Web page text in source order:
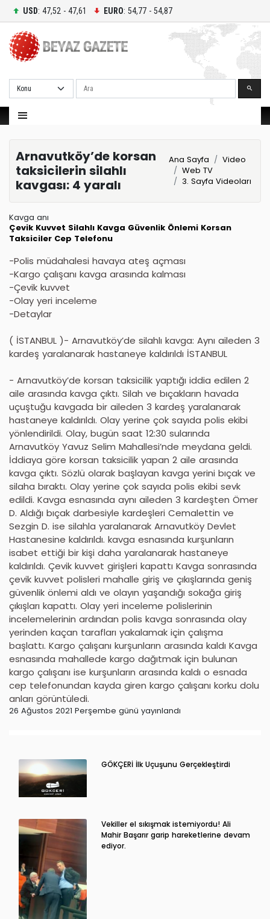
USD: 47,52 - 47,61 EURO: 54,77 - 54,87
Ara
Arnavutköy’de korsan
taksicilerin silahlı
kavgası: 4 yaralı
Ana Sayfa
Video
Web TV
3. Sayfa Videoları
Kavga anı
Çevik Kuvvet Silahlı Kavga Güvenlik Önlemi Korsan
Taksiciler Cep Telefonu
-Polis müdahalesi havaya ateş açması
-Kargo çalışanı kavga arasında kalması
-Çevik kuvvet
-Olay yeri inceleme
-Detaylar
( İSTANBUL )- Arnavutköy’de silahlı kavga: Aynı aileden 3
kardeş yaralanarak hastaneye kaldırıldı İSTANBUL
- Arnavutköy’de korsan taksicilik yaptığı iddia edilen 2
aile arasında kavga çıktı. Silah ve bıçakların havada
uçuştuğu kavgada bir aileden 3 kardeş yaralanarak
hastaneye kaldırıldı. Olay yerine çok sayıda polis ekibi
yönlendirildi. Olay, bugün saat 12:30 sularında
Arnavutköy Yavuz Selim Mahallesi’nde meydana geldi.
İddiaya göre korsan taksicilik yapan 2 aile arasında
kavga çıktı. Sözlü olarak başlayan kavga yerini bıçak ve
silaha bıraktı. Olay yerine çok sayıda polis ekibi sevk
edildi. Kavga esnasında aynı aileden 3 kardeşten Ömer
D. Aldığı bıçak darbesiyle kardeşleri Cemalettin ve
Sezgin D. ise silahla yaralanarak Arnavutköy Devlet
Hastanesine kaldırıldı. kavga esnasında kurşunların
isabet ettiği bir kişi daha yaralanarak hastaneye
kaldırıldı. Çevik kuvvet girişleri kapattı Kavga sonrasında
çevik kuvvet polisleri mahalle giriş ve çıkışlarında geniş
güvenlik önlemi aldı ve olayın yaşandığı sokağa giriş
çıkışları kapattı. Olay yeri inceleme polislerinin
incelemelerinin ardından polis kavga sonrasında olay
yerinden kaçan tarafları yakalamak için çalışma
başlattı. Kargo çalışanı kurşunların arasında kaldı Kavga
esnasında mahallede kargo dağıtmak için bulunan
kargo çalışanı ise kurşunların arasında kaldı o esnada
cep telefonundan kayda giren kargo çalışanı korku dolu
anları görüntüledi.
26 Ağustos 2021 Perşembe günü yayınlandı
GÖKÇERİ İlk Uçuşunu Gerçekleştirdi
Vekiller el sıkışmak istemiyordu! Ali
Mahir Başarır garip hareketlerine devam
ediyor.